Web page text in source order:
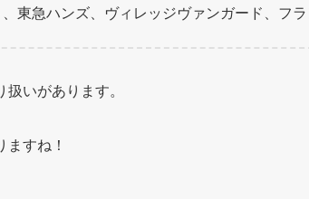
東急ハンズ、ヴィレッジヴァンガード、フ
いがあります。
すね！